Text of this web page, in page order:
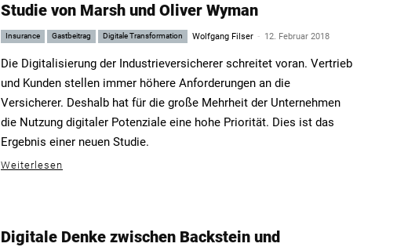
Studie von Marsh und Oliver Wyman
Insurance Gastbeitrag Digitale Transformation Wolfgang Filser - 12. Februar 2018
Die Digitalisierung der Industrieversicherer schreitet voran. Vertrieb
und Kunden stellen immer höhere Anforderungen an die
Versicherer. Deshalb hat für die große Mehrheit der Unternehmen
die Nutzung digitaler Potenziale eine hohe Priorität. Dies ist das
Ergebnis einer neuen Studie.
Weiterlesen
Digitale Denke zwischen Backstein und